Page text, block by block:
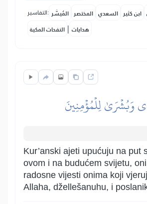
التفاسير: المُيسَّر المختصر السعدي ابن كثير
النفحات المكية | هدايات
وَبُشۡرَىٰ لِلۡمُؤۡمِنِينَ
Kur’anski ajeti upućuju na put
ovom i na budućem svijetu,
radosne vijesti onima koji
Allaha, džellešanuhu, i